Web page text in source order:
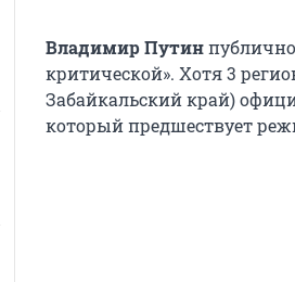
Владимир Путин
критической». Хотя 3
Забайкальский край)
который предшествует